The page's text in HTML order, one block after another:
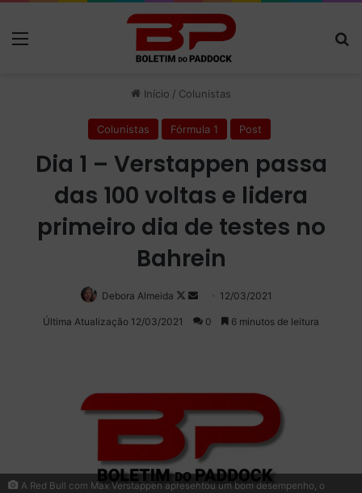
Início / Colunistas
Colunistas Fórmula 1 Post
Dia 1 – Verstappen passa
das 100 voltas e lidera
primeiro dia de testes no
Bahrein
Debora Almeida
Follow
on
Mande
um
12/03/2021
Última Atualização 12/03/2021 0 6 minutos de leitura
A Red Bull com Max Verstappen apresentou um bom desempenho, o